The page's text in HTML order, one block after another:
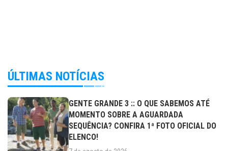
ÚLTIMAS NOTÍCIAS
GENTE GRANDE 3 :: O QUE SABEMOS ATÉ
MOMENTO SOBRE A AGUARDADA
SEQUÊNCIA? CONFIRA 1ª FOTO OFICIAL DO
ELENCO!